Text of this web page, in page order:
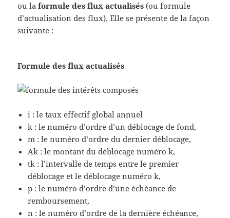
ou laformule des flux actualisés (ou formule
d’actualisation des flux). Elle se présente de la façon
suivante :
Formule des flux actualisés
i : le taux effectif global annuel
k : le numéro d’ordre d’un déblocage de fond,
m : le numéro d’ordre du dernier déblocage,
Ak : le montant du déblocage numéro k,
tk : l’intervalle de temps entre le premier
déblocage et le déblocage numéro k,
p : le numéro d’ordre d’une échéance de
remboursement,
n : le numéro d’ordre de la dernière échéance,